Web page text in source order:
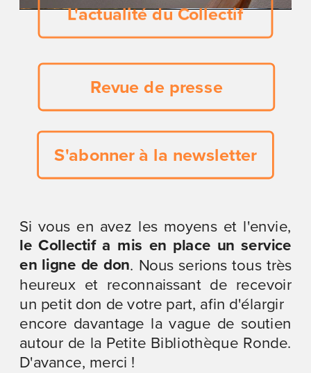
L'actualité du Collectif
Revue de presse
S'abonner à la newsletter
le Collectif a mis en place un service
en ligne de don. Nous serions tous très
heureux et reconnaissant de recevoir
un petit don de votre part, afin d'élargir
encore davantage la vague de soutien
autour de la Petite Bibliothèque Ronde.
D'avance, merci !